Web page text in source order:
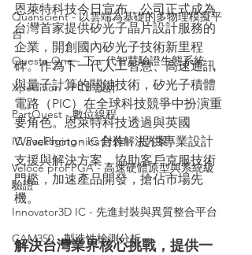
Quanscient - 以雲端為基礎的多物理模擬平
台
Questa One - 下一代智慧驗證生態系統
Xpedition - PCB 設計
PartQuest - 數位線程
IC Packaging - IC 封裝解決方案
Veloce proFPGA - 高速硬體原型與系統級
驗證
Innovator3D IC - 先進封裝與異質整合平台
CAM350 - 製造性檢測分析
恩萊特科技今日宣布，公司正式成為
台灣首家提供矽光子晶片設計服務的
企業，開創國內矽光子技術新里程
碑。作為下一代人工智慧、高速通訊
與量子計算的關鍵技術，矽光子積體
電路（PIC）在全球科技競爭中扮演重
要角色。恩萊特科技透過與英國
WavePhotonics合作，提供專業設計
支援與解決方案，協助客戶克服技術
門檻，加速產品開發，搶佔市場先
機。​
解決台灣業界核心挑戰，提供一